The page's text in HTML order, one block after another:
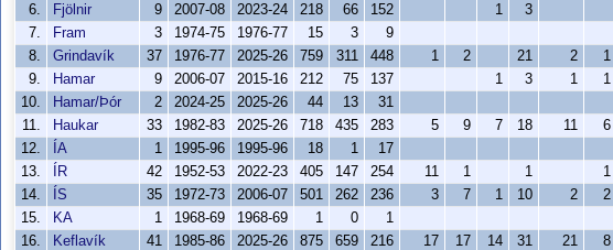
6.
Fjölnir 9 2007-08 2023-24 218 66 152 1 3
7.
Fram 3 1974-75 1976-77 15 3
9
8.
Grindavík 37 1976-77 2025-26 759 311 448 1 2 21 2 1
9.
Hamar 9 2006-07 2015-16 212 75 137 1 3 1 1
10.
Hamar/Þór 2 2024-25 2025-26 44 13
31
11.
Haukar 33 1982-83 2025-26 718 435 283 5 9 7 18 11 6
12.
ÍA 1 1995-96 1995-96 18 1 17
13.
ÍR 42 1952-53 2022-23 405 147 254 11 1 1 1
14.
ÍS 35 1972-73 2006-07 501 262 236 3 7 1 10 2 2
15.
KA 1 1968-69 1968-69 1 0
1
16.
Keflavík 41 1985-86 2025-26 875 659 216 17 17 14 31 21 8